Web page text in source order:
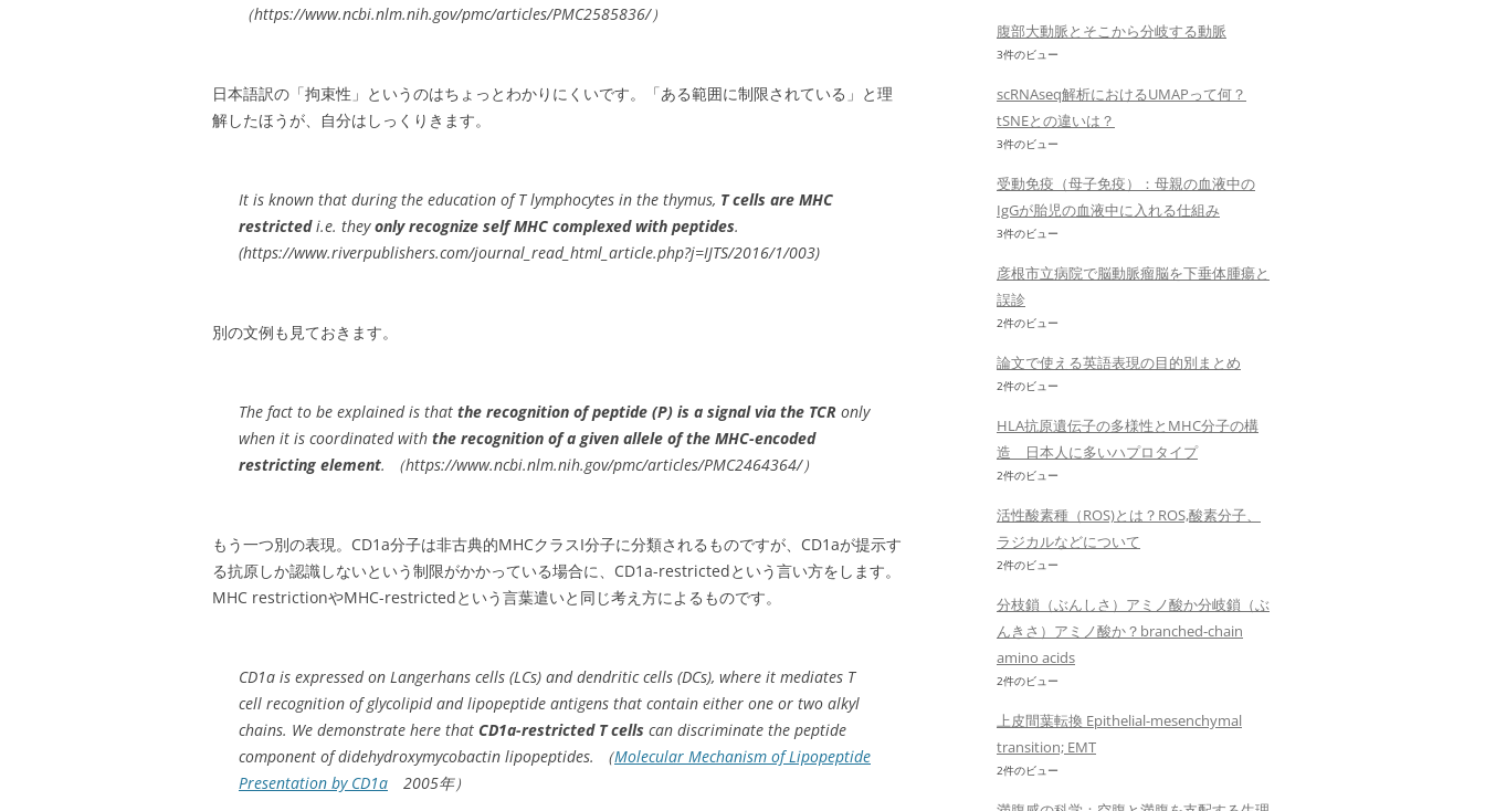
（https://www.ncbi.nlm.nih.gov/pmc/articles/PMC2585836/）
日本語訳の「拘束性」というのはちょっとわかりにくいです。「ある範囲に制限されている」と理
解したほうが、自分はしっくりきます。
It is known that during the education of T lymphocytes in the thymus, T cells are MHC
restrictedi.e. theyonly recognize self MHC complexed with peptides.
(https://www.riverpublishers.com/journal_read_html_article.php?j=IJTS/2016/1/003)
別の文例も見ておきます。
The fact to be explained is that the recognition of peptide (P) is a signal via the TCR only
when it is coordinated with the recognition of a given allele of the MHC-encoded
restricting element. （https://www.ncbi.nlm.nih.gov/pmc/articles/PMC2464364/）
もう一つ別の表現。CD1a分子は非古典的MHCクラスI分子に分類されるものですが、CD1aが提示す
る抗原しか認識しないという制限がかかっている場合に、CD1a-restrictedという言い方をします。
MHC restrictionやMHC-restrictedという言葉遣いと同じ考え方によるものです。
CD1a is expressed on Langerhans cells (LCs) and dendritic cells (DCs), where it mediates T
cell recognition of glycolipid and lipopeptide antigens that contain either one or two alkyl
chains. We demonstrate here that CD1a-restricted T cells can discriminate the peptide
component of didehydroxymycobactin lipopeptides. （Molecular Mechanism of Lipopeptide
Presentation by CD1a 2005年）
腹部大動脈とそこから分岐する動脈
3件のビュー
scRNAseq解析におけるUMAPって何？
tSNEとの違いは？
3件のビュー
受動免疫（母子免疫）：母親の血液中の
IgGが胎児の血液中に入れる仕組み
3件のビュー
彦根市立病院で脳動脈瘤脳を下垂体腫瘍と
誤診
2件のビュー
論文で使える英語表現の目的別まとめ
2件のビュー
HLA抗原遺伝子の多様性とMHC分子の構
造 日本人に多いハプロタイプ
2件のビュー
活性酸素種（ROS)とは？ROS,酸素分子、
ラジカルなどについて
2件のビュー
分枝鎖（ぶんしさ）アミノ酸か分岐鎖（ぶ
んきさ）アミノ酸か？branched-chain
amino acids
2件のビュー
上皮間葉転換 Epithelial-mesenchymal
transition; EMT
2件のビュー